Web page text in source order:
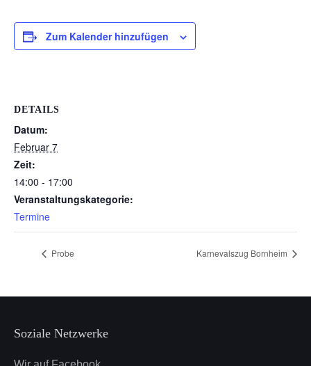
Zum Kalender hinzufügen
DETAILS
Datum:
Februar 7
Zeit:
14:00 - 17:00
Veranstaltungskategorie:
Termine
Probe Karnevalszug Bornheim
Soziale Netzwerke